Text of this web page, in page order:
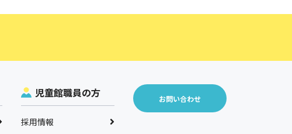
児童館職員の方
採用情報
お問い合わせ